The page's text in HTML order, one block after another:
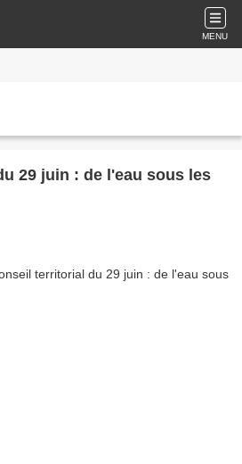
MENU
29 juin : de l'eau sous les